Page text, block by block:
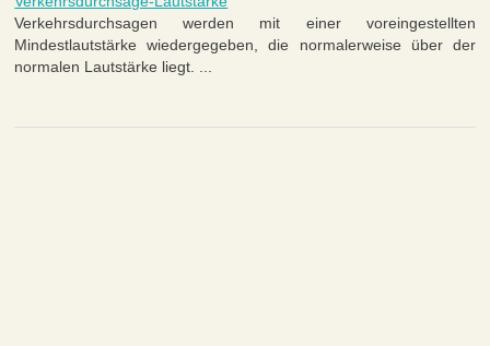
Verkehrsdurchsagen werden mit einer voreingestellten
Mindestlautstärke wiedergegeben, die normalerweise über der
normalen Lautstärke liegt. ...